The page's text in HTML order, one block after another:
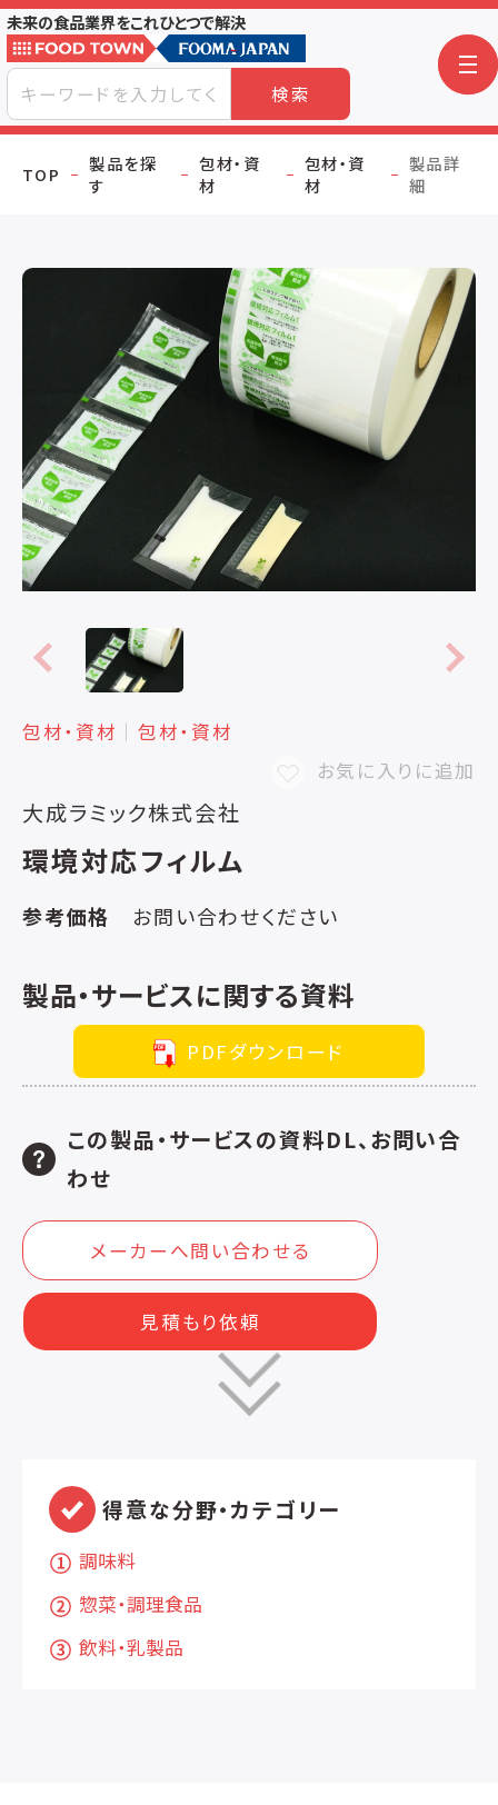
未来の食品業界をこれひとつで解決
検索
TOP
製品を探
す
包材・資
材
包材・資
材
製品詳
細
包材・資材 │包材・資材
お気に入りに追加
大成ラミック株式会社
環境対応フィルム
参考価格 お問い合わせください
製品・サービスに関する資料
PDFダウンロード
この製品・サービスの資料DL、お問い合
わせ
メーカーへ問い合わせる
見積もり依頼
得意な分野・カテゴリー
調味料
惣菜・調理食品
飲料・乳製品